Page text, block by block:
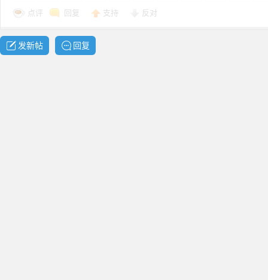
资
点评 回复 支持 反对
发新帖 回复